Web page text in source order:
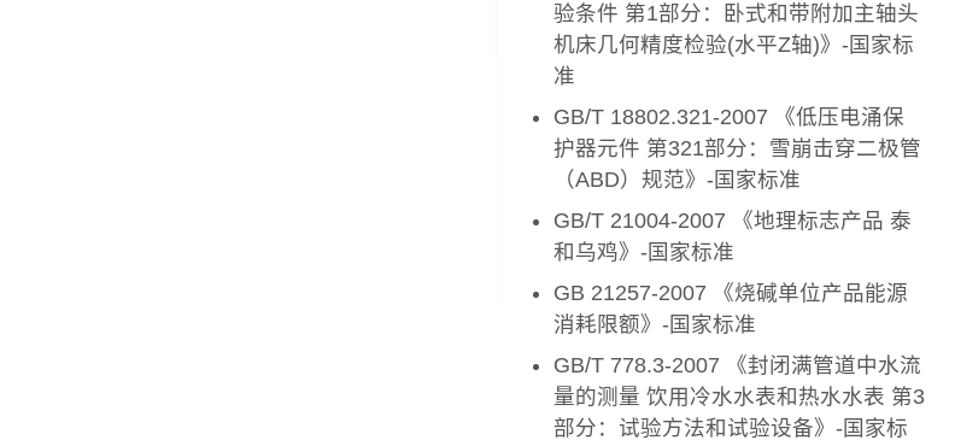
验条件 第1部分：卧式和带附加主轴头
机床几何精度检验(水平Z轴)》-国家标
准
GB/T 18802.321-2007 《低压电涌保
护器元件 第321部分：雪崩击穿二极管
（ABD）规范》-国家标准
GB/T 21004-2007 《地理标志产品 泰
和乌鸡》-国家标准
GB 21257-2007 《烧碱单位产品能源
消耗限额》-国家标准
GB/T 778.3-2007 《封闭满管道中水流
量的测量 饮用冷水水表和热水水表 第3
部分：试验方法和试验设备》-国家标